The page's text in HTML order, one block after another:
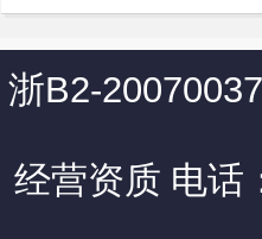
浙B2-
经营资质 电话